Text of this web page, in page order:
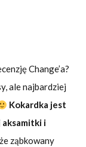
Change’a?
ale najbardziej
Kokardka jest
i
ząbkowany